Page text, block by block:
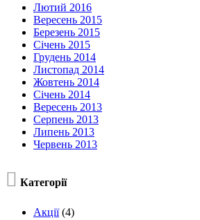
Лютий 2016
Вересень 2015
Березень 2015
Січень 2015
Грудень 2014
Листопад 2014
Жовтень 2014
Січень 2014
Вересень 2013
Серпень 2013
Липень 2013
Червень 2013
 Категорії
Акції(4)